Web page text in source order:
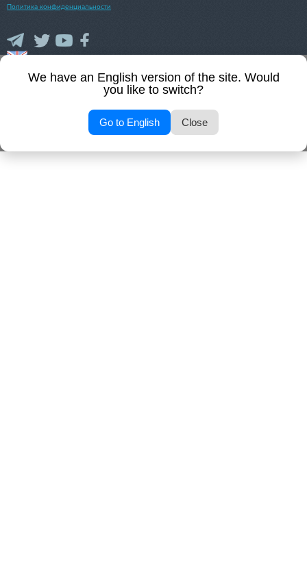
Политика конфиденциальности
89
45
We have an English version of the site. Would
you like to switch?
Go to English Close